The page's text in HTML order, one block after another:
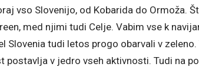
vso Slovenijo, od Kobarida do Ormoža.
med njimi tudi Celje. Vabim vse k
tudi letos progo obarvali v
postavlja v jedro vseh aktivnosti. Tudi na